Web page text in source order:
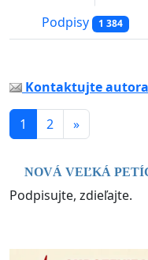
Podpisy 1 384
Kontaktujte
1 2 »
NOVÁ VEĽKÁ
Podpisujte, zdieľajte.